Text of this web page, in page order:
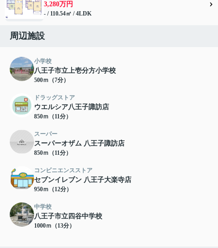
3,280万円
- / 110.54㎡ / 4LDK
周辺施設
小学校
八王子市立上壱分方小学校
500ｍ（7分）
ドラッグストア
ウエルシア八王子諏訪店
850ｍ（11分）
スーパー
スーパーオザム 八王子諏訪店
850ｍ（11分）
コンビニエンスストア
セブンイレブン 八王子大楽寺店
950ｍ（12分）
中学校
八王子市立四谷中学校
1000ｍ（13分）